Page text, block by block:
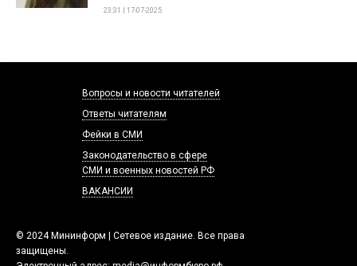
23:31 | 17-07-2025
© 2024 Мининформ | Сетевое издание. Все права
защищены.
Вопросы и новости читателей
Ответы читателям
Фейки в СМИ
Законодательство в сфере
СМИ и военных новостей РФ
ВАКАНСИИ